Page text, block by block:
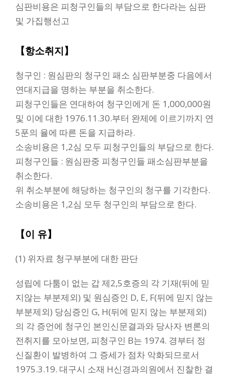
심판비용은 피청구인들의 부담으로 한다라는 심판
및 가집행선고
【항소취지】
청구인 : 원심판의 청구인 패소 심판부분중 다음에서
연대지급을 명하는 부분을 취소한다.
피청구인들은 연대하여 청구인에게 돈 1,000,000원
및 이에 대한 1976.11.30.부터 완제에 이르기까지 연
5푼의 율에 따른 돈을 지급하라.
소송비용은 1,2심 모두 피청구인들의 부담으로 한다.
피청구인들 : 원심판중 피청구인들 패소심판부분을
취소한다.
위 취소부분에 해당하는 청구인의 청구를 기각한다.
소송비용은 1,2심 모두 청구인의 부담으로 한다.
【이 유】
(1) 위자료 청구부분에 대한 판단
성립에 다툼이 없는 갑 제2,5호증의 각 기재(뒤에 믿
지않는 부분제외) 및 원심증인 D, E, F(뒤에 믿지 않는
부분제외) 당심증인 G, H(뒤에 믿지 않는 부분제외)
의 각 증언에 청구인 본인신문결과와 당사자 변론의
전취지를 모아보면, 피청구인 B는 1974. 경부터 정
신질환이 발병하여 그 증세가 점차 악화되므로서
1975.3.19. 대구시 소재 H신경과의원에서 진찰한 결